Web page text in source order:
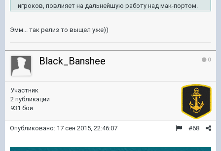
игроков, повлияет на дальнейшую работу над мак-портом.
Эмм... так релиз то выщел уже))
0
Black_Banshee
Участник
2 публикации
931 бой
#68
Опубликовано: 17 сен 2015, 22:46:07